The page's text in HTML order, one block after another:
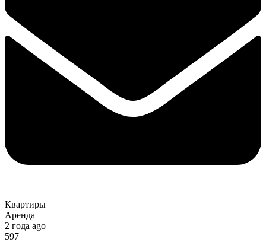
Квартиры
Аренда
2 года ago
597